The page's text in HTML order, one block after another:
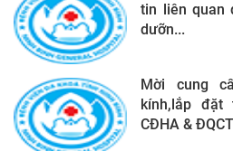
tin liên quan
dưỡn...
Mời cung
kính,lắp
CĐHA & ĐQCT